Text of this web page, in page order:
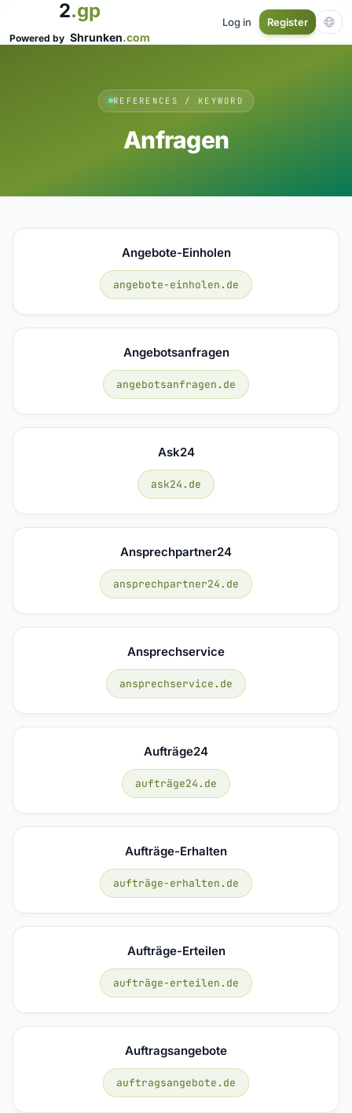
2.gp
Powered by Shrunken.com
Log in Register
REFERENCES / KEYWORD
Anfragen
Angebote-Einholen
angebote-einholen.de
Angebotsanfragen
angebotsanfragen.de
Ask24
ask24.de
Ansprechpartner24
ansprechpartner24.de
Ansprechservice
ansprechservice.de
Aufträge24
aufträge24.de
Aufträge-Erhalten
aufträge-erhalten.de
Aufträge-Erteilen
aufträge-erteilen.de
Auftragsangebote
auftragsangebote.de